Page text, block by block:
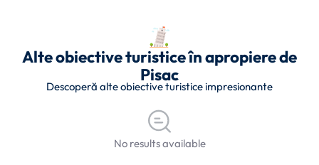
Alte obiective turistice în apropiere de
Pisac
Descoperă alte obiective turistice impresionante
No results available